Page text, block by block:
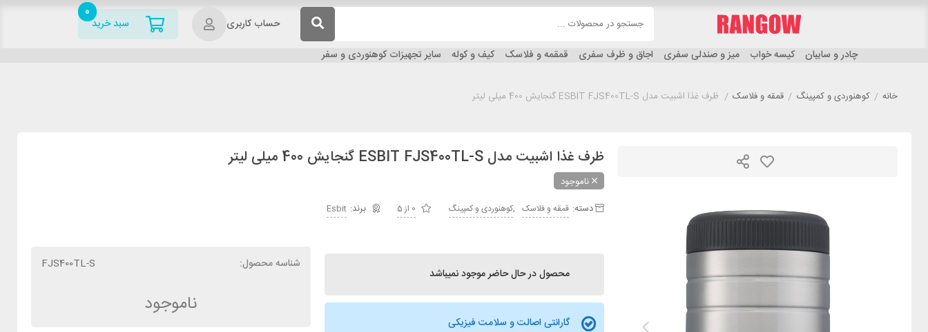
حساب کاربری سبد خرید
0
چادر و سایبان کیسه خواب میز و صندلی سفری اجاق و ظرف سفری قمقمه و فلاسک کیف و کوله سایر تجهیزات کوهنوردی و سفر
خانه / کوهنوردی و کمپینگ / قمقه و فلاسک / ظرف غذا اشبیت مدل ESBIT FJS400TL-S گنجایش 400 میلی لیتر
ظرف غذا اشبیت مدل ESBIT FJS400TL-S گنجایش 400 میلی لیتر
ناموجود
دسته: قمقه و فلاسک ,کوهنوردی و کمپینگ 0 از 5 Esbit
محصول در حال حاضر موجود نمیباشد
گارانتی اصالت و سلامت فیزیکی
شناسه محصول: FJS400TL-S
ناموجود